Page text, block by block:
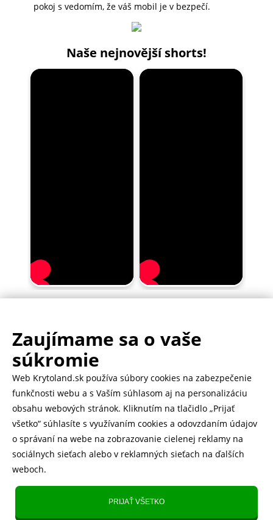
pokoj s vedomím, že váš mobil je v bezpečí.
Naše nejnovější shorts!
.
Rychlé doručenie 1-2 dní
Heurekazobraziť recenzie
Instagram5.643 fanúšikov
Zaujímame sa o vaše
súkromie
Web Krytoland.sk používa súbory cookies na zabezpečenie
funkčnosti webu a s Vaším súhlasom aj na personalizáciu
obsahu webových stránok. Kliknutím na tlačidlo „Prijať
všetko“ súhlasíte s využívaním cookies a odovzdaním údajov
o správaní na webe na zobrazovanie cielenej reklamy na
sociálnych sieťach alebo v reklamných sieťach na ďalších
weboch.
PRIJAŤ VŠETKO